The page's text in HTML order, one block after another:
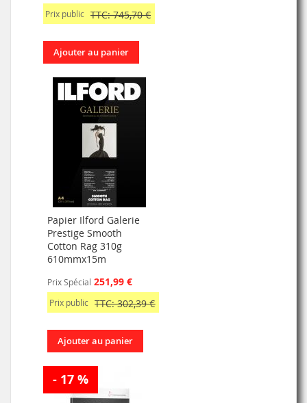
Prix public TTC: 745,70 €
Ajouter au panier
Papier Ilford Galerie
Prestige Smooth
Cotton Rag 310g
610mmx15m
Prix Spécial 251,99 €
Prix public TTC: 302,39 €
Ajouter au panier
- 17 %